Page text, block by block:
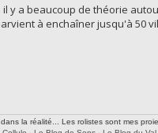
y a beaucoup de théorie
à enchaîner jusqu'à 50
la réalité... Les rolistes sont mes